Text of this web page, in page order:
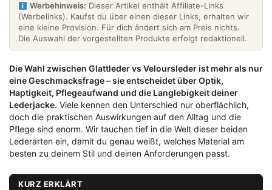
Werbehinweis: Dieser Artikel enthält Affiliate-Links
(Werbelinks). Kaufst du über einen dieser Links, erhalten wir
eine kleine Provision. Für dich ändert sich am Preis nichts.
Die Auswahl der vorgestellten Produkte erfolgt redaktionell.
Die Wahl zwischen Glattleder vs Veloursleder ist mehr als nur
eine Geschmacksfrage – sie entscheidet über Optik,
Haptigkeit, Pflegeaufwand und die Langlebigkeit deiner
Lederjacke. Viele kennen den Unterschied nur oberflächlich,
doch die praktischen Auswirkungen auf den Alltag und die
Pflege sind enorm. Wir tauchen tief in die Welt dieser beiden
Lederarten ein, damit du genau weißt, welches Material am
besten zu deinem Stil und deinen Anforderungen passt.
KURZ ERKLÄRT